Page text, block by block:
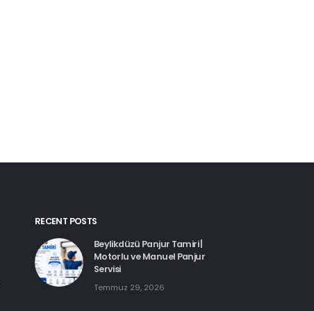
RECENT POSTS
Beylikdüzü Panjur Tamiri |
Motorlu ve Manuel Panjur
Servisi
Temmuz 29, 2026